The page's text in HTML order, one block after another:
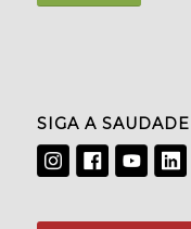
SIGA A